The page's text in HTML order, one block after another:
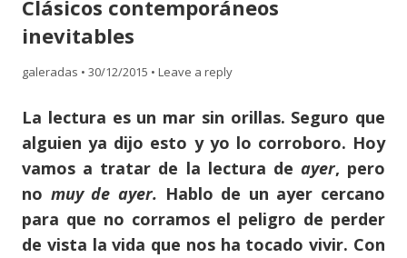
Clásicos contemporáneos
inevitables
galeradas • 30/12/2015 • Leave a reply
La lectura es un mar sin orillas. Seguro que
alguien ya dijo esto y yo lo corroboro. Hoy
vamos a tratar de la lectura de ayer, pero
no muy de ayer. Hablo de un ayer cercano
para que no corramos el peligro de perder
de vista la vida que nos ha tocado vivir. Con